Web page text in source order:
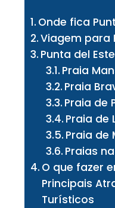
Onde fica
Viagem para
Punta del
Praia
Praia
Praia de
Praia de
Praia de
Praias
O que fazer
Principais
Turísticos